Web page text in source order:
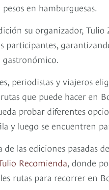
en hamburguesas.
su organizador,
participantes,
gastronómico.
periodistas y viajeros
que puede hacer en
probar diferentes
y luego se encuentren
de las ediciones pasadas
Recomienda, donde
rutas para recorrer en